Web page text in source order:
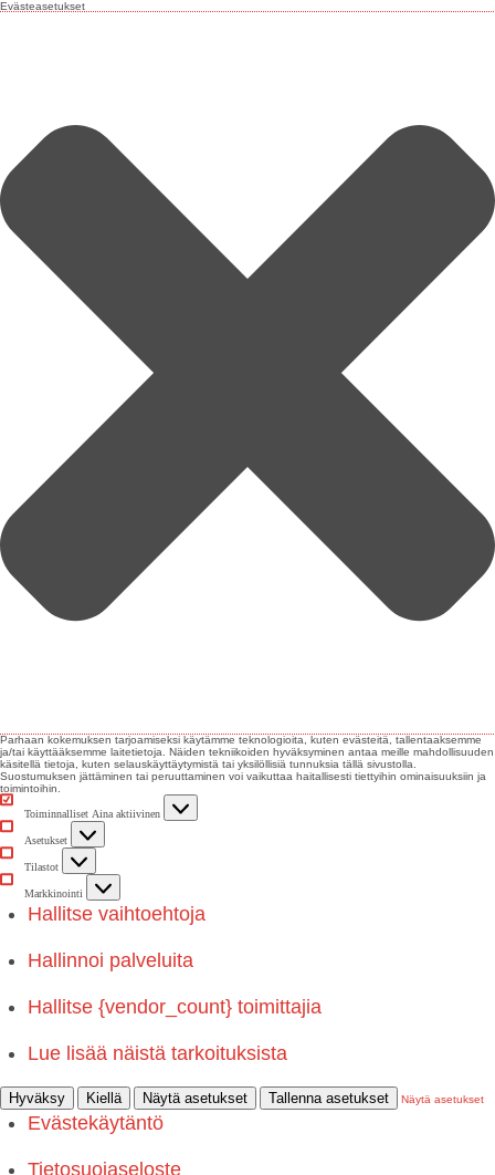
Evästeasetukset
Parhaan kokemuksen tarjoamiseksi käytämme teknologioita, kuten evästeitä, tallentaaksemme
ja/tai käyttääksemme laitetietoja. Näiden tekniikoiden hyväksyminen antaa meille mahdollisuuden
käsitellä tietoja, kuten selauskäyttäytymistä tai yksilöllisiä tunnuksia tällä sivustolla.
Suostumuksen jättäminen tai peruuttaminen voi vaikuttaa haitallisesti tiettyihin ominaisuuksiin ja
toimintoihin.
Toiminnalliset Aina aktiivinen
Asetukset
Asetukset
Tilastot
Tilastot
Markkinointi
Markkinointi
Hallitse vaihtoehtoja
Hallinnoi palveluita
Hallitse {vendor_count} toimittajia
Lue lisää näistä tarkoituksista
Hyväksy Kiellä Näytä asetukset Tallenna asetukset Näytä asetukset
Evästekäytäntö
Tietosuojaseloste